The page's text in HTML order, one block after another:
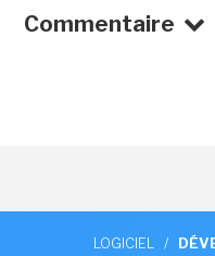
Commentaire
LOGICIEL /